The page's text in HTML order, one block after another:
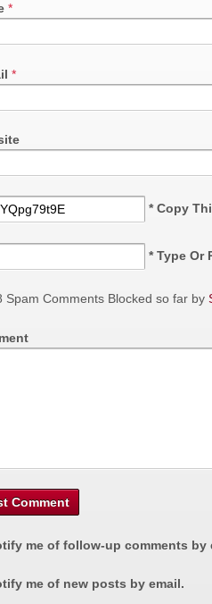
*
*
* Copy
* Type Or
Spam Comments Blocked so far by
me of follow-up comments by
me of new posts by email.